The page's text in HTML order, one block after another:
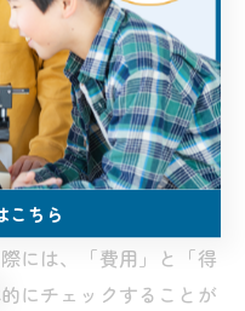
ょう。口コミや合格実
はお子様自身が「通い
が、失敗しない塾選び
断基準
には、「費用」と「得
にチェックすることが
こちら
こちら